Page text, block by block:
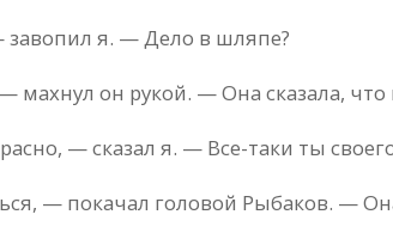
я. — Дело в шляпе?
махнул он рукой. — Она сказала, что
— сказал я. — Все-таки ты
— покачал головой Рыбаков. —